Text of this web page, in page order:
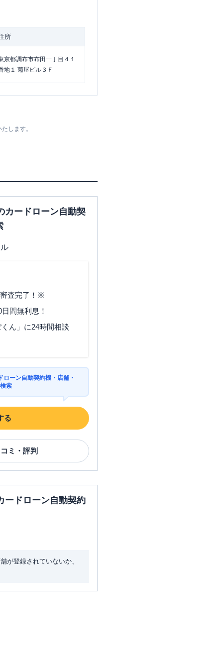
所
京都調布市布田一丁目４１
地１ 菊屋ビル３Ｆ
します。
カードローン自動契
査完了！※
間無利息！
ん」に24時間相談
ローン自動契約機・店舗・
索
る
ミ・評判
ードローン自動契約
が登録されていないか、